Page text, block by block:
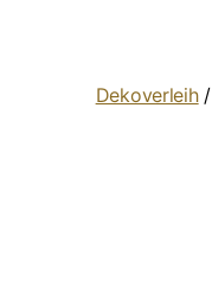
Brandenburg
Dekoverleih/